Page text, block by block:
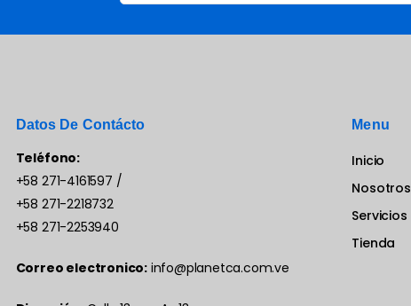
Datos De Contácto
Teléfono:
+58 271-4161597 /
+58 271-2218732
+58 271-2253940
Correo electronico: info@planetca.com.ve
Menu
Inicio
Nosotros
Servicios
Tienda